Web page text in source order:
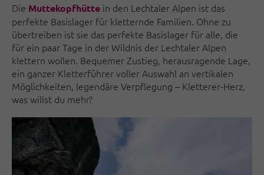
Die Muttekopfhütte in den Lechtaler Alpen ist das
perfekte Basislager für kletternde Familien. Ohne zu
übertreiben ist sie das perfekte Basislager für alle, die
für ein paar Tage in der Wildnis der Lechtaler Alpen
klettern wollen. Bequemer Zustieg, herausragende Lage,
ein ganzer Kletterführer voller Auswahl an vertikalen
Möglichkeiten, legendäre Verpflegung – Kletterer-Herz,
was willst du mehr?